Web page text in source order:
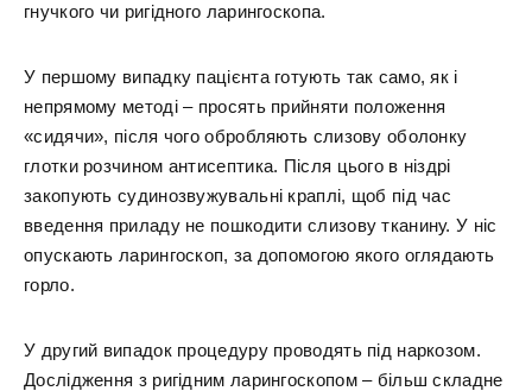
гнучкого чи ригідного ларингоскопа.
У першому випадку пацієнта готують так само, як і
непрямому методі – просять прийняти положення
«сидячи», після чого обробляють слизову оболонку
глотки розчином антисептика. Після цього в ніздрі
закопують судинозвужувальні краплі, щоб під час
введення приладу не пошкодити слизову тканину. У ніс
опускають ларингоскоп, за допомогою якого оглядають
горло.
У другий випадок процедуру проводять під наркозом.
Дослідження з ригідним ларингоскопом – більш складне